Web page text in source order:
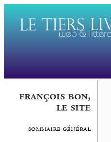
françois bon,
le site
sommaire général